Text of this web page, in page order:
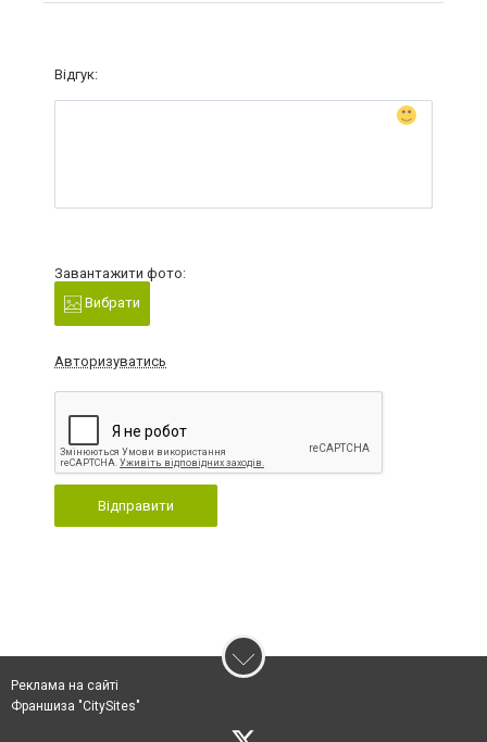
Відгук:
Завантажити фото:
Вибрати
Авторизуватись
Відправити
Реклама на сайті
Франшиза "CitySites"